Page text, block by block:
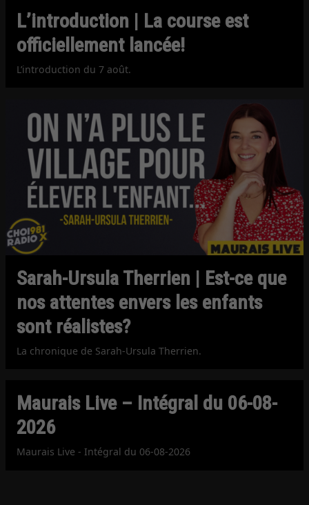
L’introduction | La course est
officiellement lancée!
L’introduction du 7 août.
Sarah-Ursula Therrien | Est-ce que
nos attentes envers les enfants
sont réalistes?
La chronique de Sarah-Ursula Therrien.
Maurais Live – Intégral du 06-08-
2026
Maurais Live - Intégral du 06-08-2026